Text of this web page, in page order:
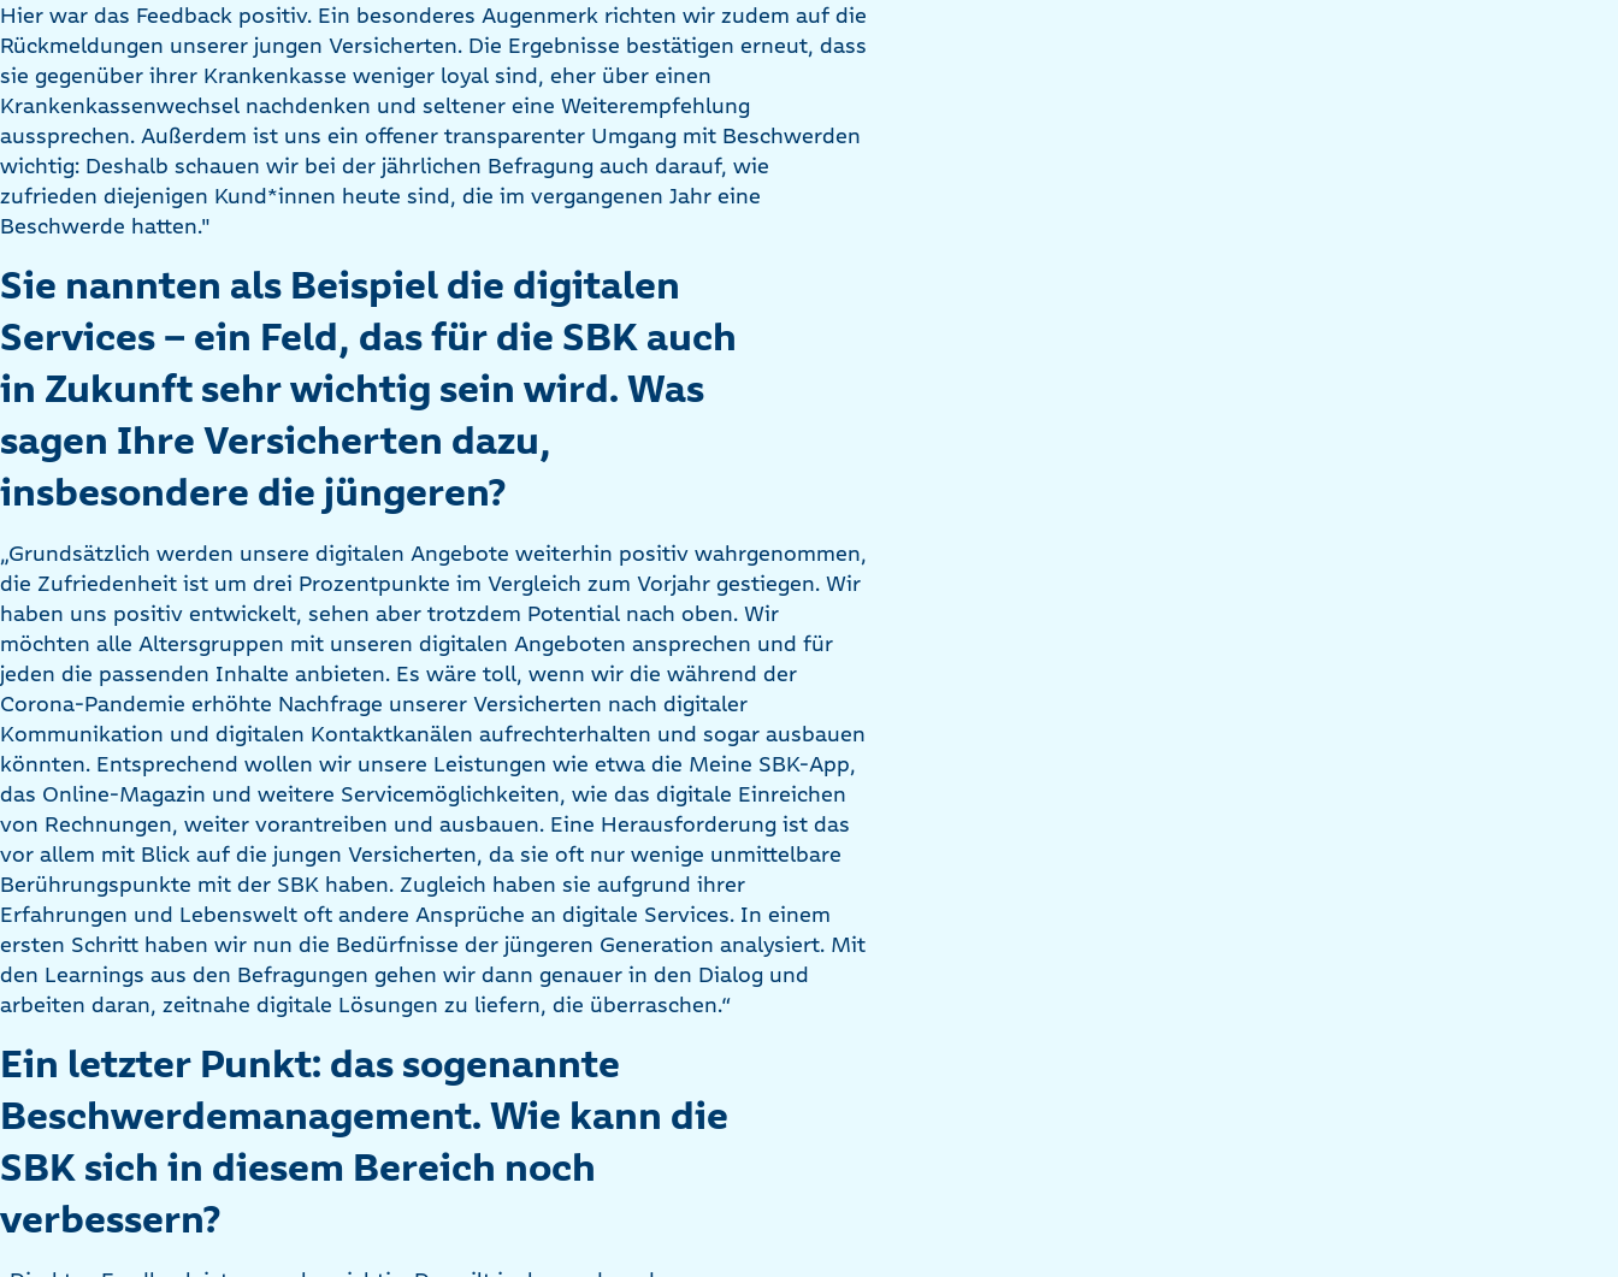
Hier war das Feedback positiv. Ein besonderes Augenmerk richten wir zudem auf die
Rückmeldungen unserer jungen Versicherten. Die Ergebnisse bestätigen erneut, dass
sie gegenüber ihrer Krankenkasse weniger loyal sind, eher über einen
Krankenkassenwechsel nachdenken und seltener eine Weiterempfehlung
aussprechen. Außerdem ist uns ein offener transparenter Umgang mit Beschwerden
wichtig: Deshalb schauen wir bei der jährlichen Befragung auch darauf, wie
zufrieden diejenigen Kund*innen heute sind, die im vergangenen Jahr eine
Beschwerde hatten."
Sie nannten als Beispiel die digitalen
Services – ein Feld, das für die SBK auch
in Zukunft sehr wichtig sein wird. Was
sagen Ihre Versicherten dazu,
insbesondere die jüngeren?
„Grundsätzlich werden unsere digitalen Angebote weiterhin positiv wahrgenommen,
die Zufriedenheit ist um drei Prozentpunkte im Vergleich zum Vorjahr gestiegen. Wir
haben uns positiv entwickelt, sehen aber trotzdem Potential nach oben. Wir
möchten alle Altersgruppen mit unseren digitalen Angeboten ansprechen und für
jeden die passenden Inhalte anbieten. Es wäre toll, wenn wir die während der
Corona-Pandemie erhöhte Nachfrage unserer Versicherten nach digitaler
Kommunikation und digitalen Kontaktkanälen aufrechterhalten und sogar ausbauen
könnten. Entsprechend wollen wir unsere Leistungen wie etwa die Meine SBK-App,
das Online-Magazin und weitere Servicemöglichkeiten, wie das digitale Einreichen
von Rechnungen, weiter vorantreiben und ausbauen. Eine Herausforderung ist das
vor allem mit Blick auf die jungen Versicherten, da sie oft nur wenige unmittelbare
Berührungspunkte mit der SBK haben. Zugleich haben sie aufgrund ihrer
Erfahrungen und Lebenswelt oft andere Ansprüche an digitale Services. In einem
ersten Schritt haben wir nun die Bedürfnisse der jüngeren Generation analysiert. Mit
den Learnings aus den Befragungen gehen wir dann genauer in den Dialog und
arbeiten daran, zeitnahe digitale Lösungen zu liefern, die überraschen.“
Ein letzter Punkt: das sogenannte
Beschwerdemanagement. Wie kann die
SBK sich in diesem Bereich noch
verbessern?